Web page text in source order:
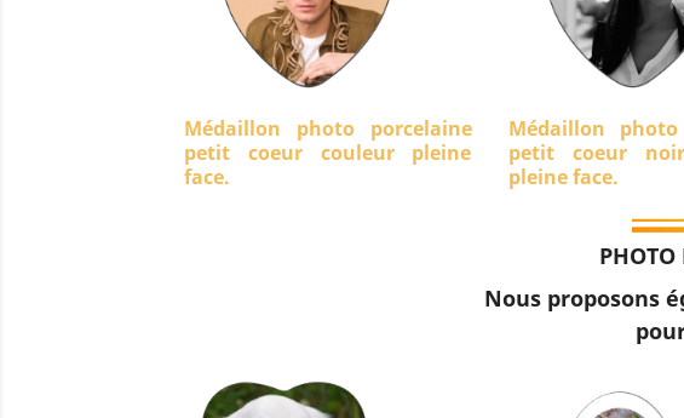
Médaillon photo porcelaine
petit coeur couleur pleine
face.
Médaillon
petit coeur
pleine face.
PHOTO
Nous proposons